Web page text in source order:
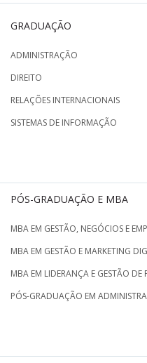
GRADUAÇÃO
ADMINISTRAÇÃO
DIREITO
RELAÇÕES INTERNACIONAIS
SISTEMAS DE INFORMAÇÃO
PÓS-GRADUAÇÃO E MBA
MBA EM GESTÃO, NEGÓCIOS E
MBA EM GESTÃO E MARKETING
MBA EM LIDERANÇA E GESTÃO DE
PÓS-GRADUAÇÃO EM